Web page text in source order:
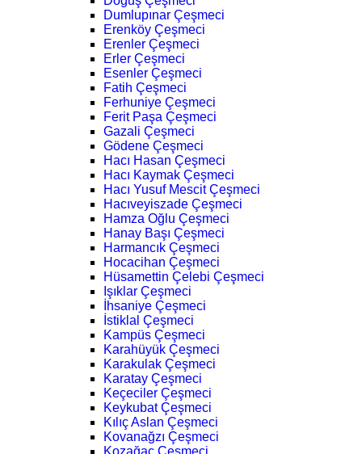
Dumlupınar Çeşmeci
Erenköy Çeşmeci
Erenler Çeşmeci
Erler Çeşmeci
Esenler Çeşmeci
Fatih Çeşmeci
Ferhuniye Çeşmeci
Ferit Paşa Çeşmeci
Gazali Çeşmeci
Gödene Çeşmeci
Hacı Hasan Çeşmeci
Hacı Kaymak Çeşmeci
Hacı Yusuf Mescit Çeşmeci
Hacıveyiszade Çeşmeci
Hamza Oğlu Çeşmeci
Hanay Başı Çeşmeci
Harmancık Çeşmeci
Hocacihan Çeşmeci
Hüsamettin Çelebi Çeşmeci
Işıklar Çeşmeci
İhsaniye Çeşmeci
İstiklal Çeşmeci
Kampüs Çeşmeci
Karahüyük Çeşmeci
Karakulak Çeşmeci
Karatay Çeşmeci
Keçeciler Çeşmeci
Keykubat Çeşmeci
Kılıç Aslan Çeşmeci
Kovanağzı Çeşmeci